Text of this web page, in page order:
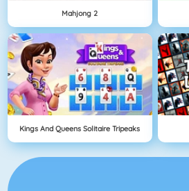
Mahjong 2
Kings And Queens Solitaire Tripeaks